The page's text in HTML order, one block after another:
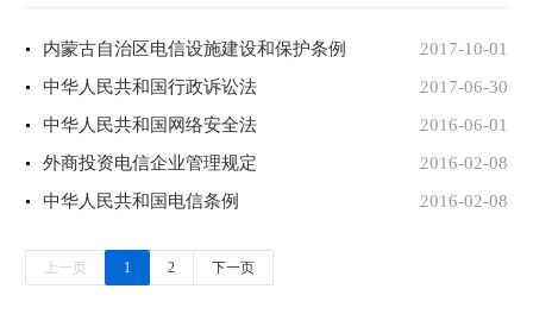
2017-10-01
内蒙古自治区电信设施建设和保护条例
2017-06-30
中华人民共和国行政诉讼法
2016-06-01
中华人民共和国网络安全法
2016-02-08
外商投资电信企业管理规定
2016-02-08
中华人民共和国电信条例
上一页 1 2 下一页